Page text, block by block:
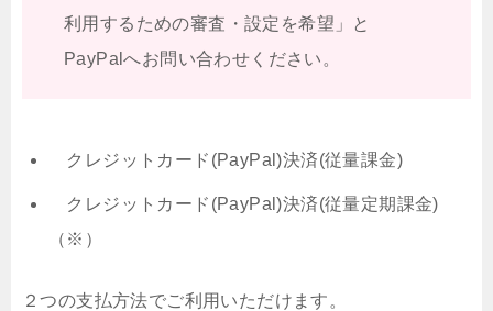
利用するための審査・設定を希望」と
PayPalへお問い合わせください。
クレジットカード(PayPal)決済(従量課金)
クレジットカード(PayPal)決済(従量定期課金)
（※）
２つの支払方法でご利用いただけます。